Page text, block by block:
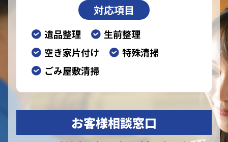
対応項目
遺品整理
生前整理
空き家片付け
特殊清掃
ごみ屋敷清掃
お客様相談窓口